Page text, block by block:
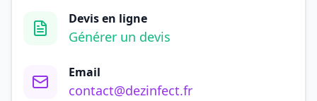
Devis en ligne
Générer un devis
Email
contact@dezinfect.fr